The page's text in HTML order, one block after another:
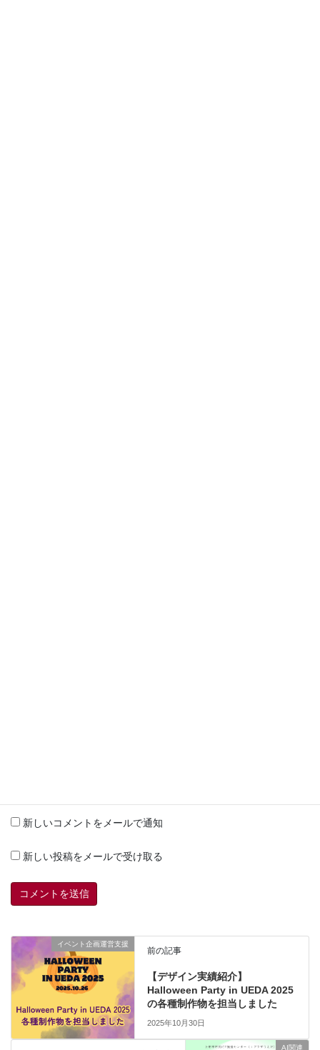
新しいコメントをメールで通知
新しい投稿をメールで受け取る
イベント企画運営支援
前の記事
【デザイン実績紹介】
Halloween Party in UEDA 2025
の各種制作物を担当しました
2025年10月30日
AI関連